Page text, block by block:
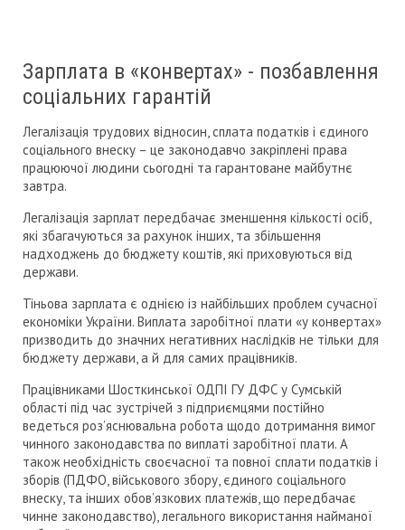
Зарплата в «конвертах» - позбавлення
соціальних гарантій
Легалізація трудових відносин, сплата податків і єдиного
соціального внеску – це законодавчо закріплені права
працюючої людини сьогодні та гарантоване майбутнє
завтра.
Легалізація зарплат передбачає зменшення кількості осіб,
які збагачуються за рахунок інших, та збільшення
надходжень до бюджету коштів, які приховуються від
держави.
Тіньова зарплата є однією із найбільших проблем сучасної
економіки України. Виплата заробітної плати «у конвертах»
призводить до значних негативних наслідків не тільки для
бюджету держави, а й для самих працівників.
Працівниками Шосткинської ОДПІ ГУ ДФС у Сумській
області під час зустрічей з підприємцями постійно
ведеться роз’яснювальна робота щодо дотримання вимог
чинного законодавства по виплаті заробітної плати. А
також необхідність своєчасної та повної сплати податків і
зборів (ПДФО, військового збору, єдиного соціального
внеску, та інших обов’язкових платежів, що передбачає
чинне законодавство), легального використання найманої